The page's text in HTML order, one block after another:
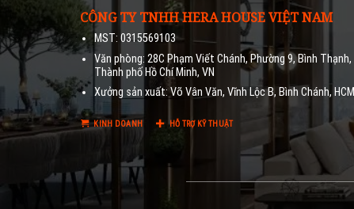
CÔNG TY TNHH HERA HOUSE VIỆT NAM
MST: 0315569103
Văn phòng: 28C Phạm Viết Chánh, Phường 9, Bình Thạnh,
Thành phố Hồ Chí Minh, VN
Xưởng sản xuất: Võ Vân Văn, Vĩnh Lộc B, Bình Chánh, HCM
KINH DOANH HỖ TRỢ KỸ THUẬT